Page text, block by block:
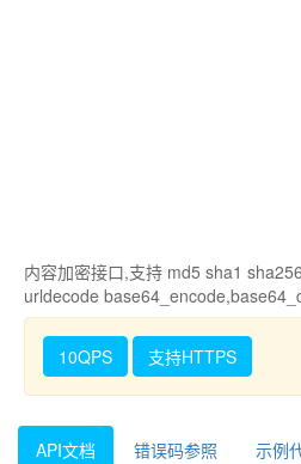
内容加密接口,支持 md5 sha1
urldecode
10QPS 支持HTTPS
API文档 错误码参照 示例